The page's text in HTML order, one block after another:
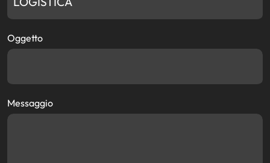
Oggetto
Messaggio